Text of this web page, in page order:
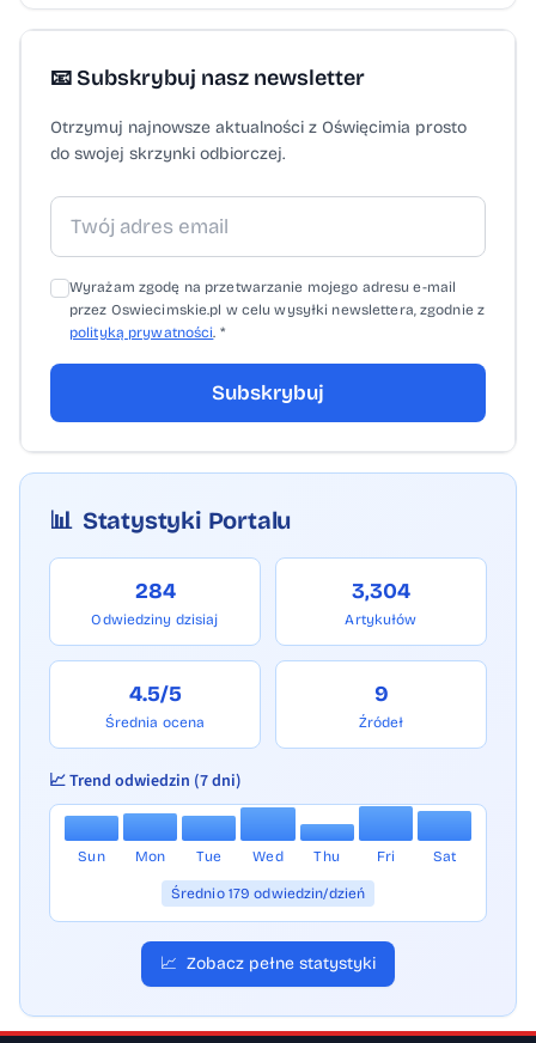
📧 Subskrybuj nasz newsletter
Otrzymuj najnowsze aktualności z Oświęcimia prosto
do swojej skrzynki odbiorczej.
Wyrażam zgodę na przetwarzanie mojego adresu e-mail
przez Oswiecimskie.pl w celu wysyłki newslettera, zgodnie z
polityką prywatności. *
Subskrybuj
📊 Statystyki Portalu
284
Odwiedziny dzisiaj
3,304
Artykułów
4.5/5
Średnia ocena
9
Źródeł
📈 Trend odwiedzin (7 dni)
Sun Mon Tue Wed Thu Fri Sat
Średnio 179 odwiedzin/dzień
📈 Zobacz pełne statystyki